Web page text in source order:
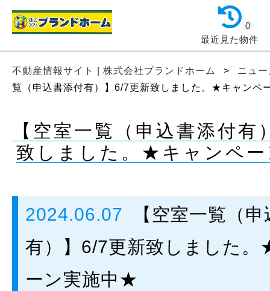
最近見た物件
0
不動産情報サイト | 株式会社プランドホーム >
ニュ
覧（申込書添付有）】6/7更新致しました。★キャンペ
【空室一覧（申込書添付
致しました。★キャンペ
2024.06.07
【空室一覧（
有）】6/7更新致しました
ーン実施中★